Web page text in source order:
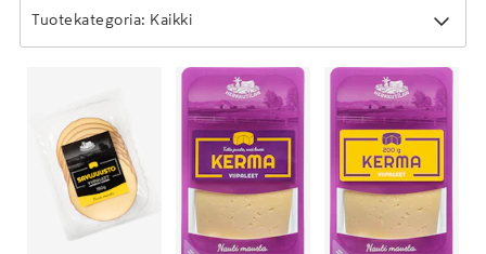
Tuotekategoria: Kaikki